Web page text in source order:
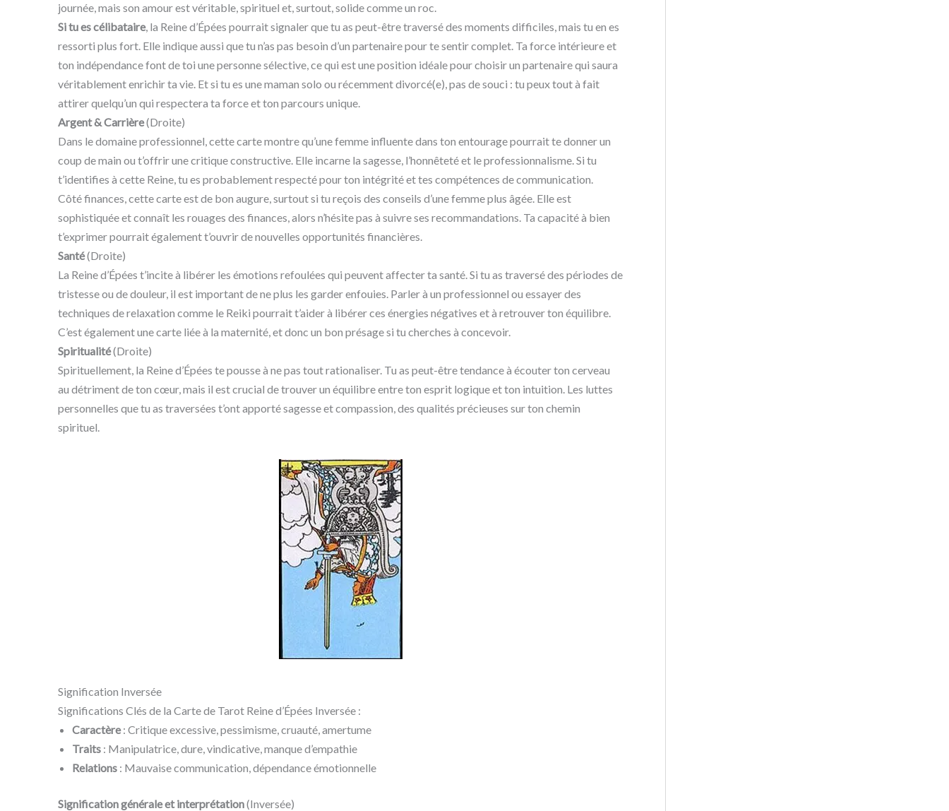
journée, mais son amour est véritable, spirituel et, surtout, solide comme un roc.
Si tu es célibataire, la Reine d’Épées pourrait signaler que tu as peut-être traversé des moments difficiles, mais tu en es
ressorti plus fort. Elle indique aussi que tu n’as pas besoin d’un partenaire pour te sentir complet. Ta force intérieure et
ton indépendance font de toi une personne sélective, ce qui est une position idéale pour choisir un partenaire qui saura
véritablement enrichir ta vie. Et si tu es une maman solo ou récemment divorcé(e), pas de souci : tu peux tout à fait
attirer quelqu’un qui respectera ta force et ton parcours unique.
Argent & Carrière(Droite)
Dans le domaine professionnel, cette carte montre qu’une femme influente dans ton entourage pourrait te donner un
coup de main ou t’offrir une critique constructive. Elle incarne la sagesse, l’honnêteté et le professionnalisme. Si tu
t’identifies à cette Reine, tu es probablement respecté pour ton intégrité et tes compétences de communication.
Côté finances, cette carte est de bon augure, surtout si tu reçois des conseils d’une femme plus âgée. Elle est
sophistiquée et connaît les rouages des finances, alors n’hésite pas à suivre ses recommandations. Ta capacité à bien
t’exprimer pourrait également t’ouvrir de nouvelles opportunités financières.
Santé(Droite)
La Reine d’Épées t’incite à libérer les émotions refoulées qui peuvent affecter ta santé. Si tu as traversé des périodes de
tristesse ou de douleur, il est important de ne plus les garder enfouies. Parler à un professionnel ou essayer des
techniques de relaxation comme le Reiki pourrait t’aider à libérer ces énergies négatives et à retrouver ton équilibre.
C’est également une carte liée à la maternité, et donc un bon présage si tu cherches à concevoir.
Spiritualité(Droite)
Spirituellement, la Reine d’Épées te pousse à ne pas tout rationaliser. Tu as peut-être tendance à écouter ton cerveau
au détriment de ton cœur, mais il est crucial de trouver un équilibre entre ton esprit logique et ton intuition. Les luttes
personnelles que tu as traversées t’ont apporté sagesse et compassion, des qualités précieuses sur ton chemin
spirituel.
Signification Inversée
Significations Clés de la Carte de Tarot Reine d’Épées Inversée :
Caractère: Critique excessive, pessimisme, cruauté, amertume
Traits : Manipulatrice, dure, vindicative, manque d’empathie
Relations : Mauvaise communication, dépendance émotionnelle
Signification générale et interprétation(Inversée)